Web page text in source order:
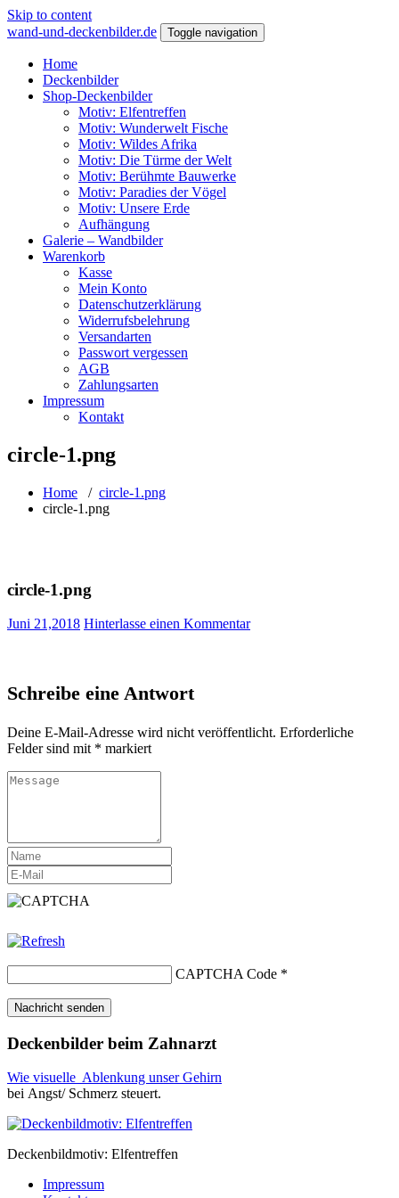
Skip to content
wand-und-deckenbilder.de
Toggle navigation
Home
Deckenbilder
Shop-Deckenbilder
Motiv: Elfentreffen
Motiv: Wunderwelt Fische
Motiv: Wildes Afrika
Motiv: Die Türme der Welt
Motiv: Berühmte Bauwerke
Motiv: Paradies der Vögel
Motiv: Unsere Erde
Aufhängung
Galerie – Wandbilder
Warenkorb
Kasse
Mein Konto
Datenschutzerklärung
Widerrufsbelehrung
Versandarten
Passwort vergessen
AGB
Zahlungsarten
Impressum
Kontakt
circle-1.png
Home / circle-1.png
circle-1.png
circle-1.png
Juni 21,2018 Hinterlasse einen Kommentar
Schreibe eine Antwort
Deine E-Mail-Adresse wird nicht veröffentlicht. Erforderliche
Felder sind mit * markiert
CAPTCHA Code *
Deckenbilder beim Zahnarzt
Wie visuelle Ablenkung unser Gehirn
bei Angst/ Schmerz steuert.
Deckenbildmotiv: Elfentreffen
Impressum